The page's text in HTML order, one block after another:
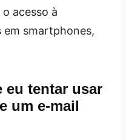
acesso à
smartphones,
eu tentar usar
um e‑mail